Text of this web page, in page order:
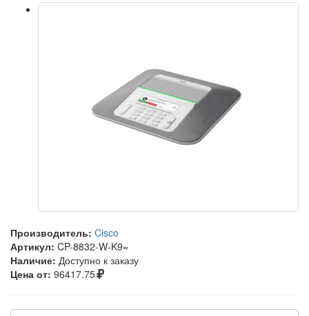
Производитель: Cisco
Артикул: CP-8832-W-K9=
Наличие: Доступно к заказу
Цена от: 96417.75